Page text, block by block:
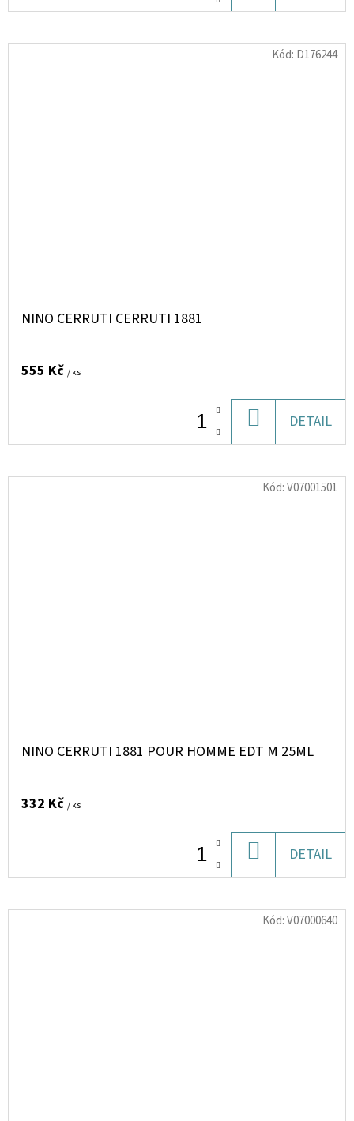
KOŠÍKU
NINO CERRUTI CERRUTI 1881
555 Kč / ks
KOŠÍKU
DETAIL
Kód: D176244
NINO CERRUTI 1881 POUR HOMME EDT M 25ML
332 Kč / ks
KOŠÍKU
DETAIL
Kód:V07001501
Kód:V07000640